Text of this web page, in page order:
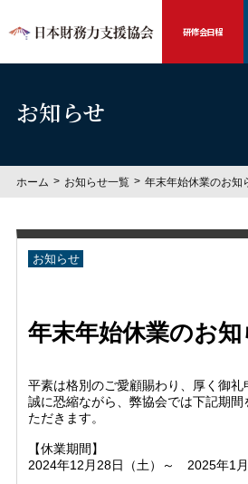
研修会日程
お知らせ
ホーム お知らせ一覧 年末年始休業のお知
お知らせ
年末年始休業のお知
平素は格別のご愛顧賜わり、厚く御礼
誠に恐縮ながら、弊協会では下記期
ただきます。
【休業期間】
2024年12月28日（土）～ 2025年1